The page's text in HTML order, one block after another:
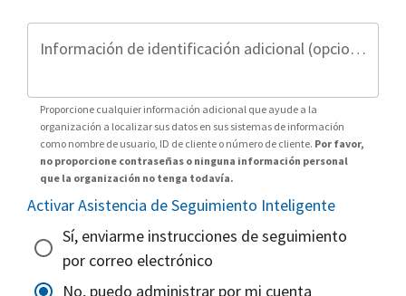
Información de identificación adicional (opcional)
Proporcione cualquier información adicional que ayude a la
organización a localizar sus datos en sus sistemas de información
como nombre de usuario, ID de cliente o número de cliente. Por favor,
no proporcione contraseñas o ninguna información personal
que la organización no tenga todavía.
Activar Asistencia de Seguimiento Inteligente
Sí, enviarme instrucciones de seguimiento
por correo electrónico
No, puedo administrar por mi cuenta